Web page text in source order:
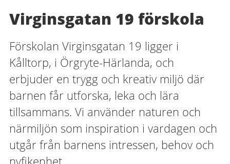
Virginsgatan 19 förskola
Förskolan Virginsgatan 19 ligger i
Kålltorp, i Örgryte-Härlanda, och
erbjuder en trygg och kreativ miljö där
barnen får utforska, leka och lära
tillsammans. Vi använder naturen och
närmiljön som inspiration i vardagen och
utgår från barnens intressen, behov och
nyfikenhet.